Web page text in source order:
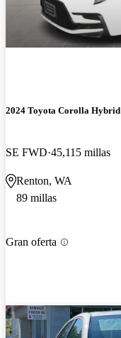
2024 Toyota Corolla Hybrid
SE FWD 45,115 millas
Renton, WA
89 millas
Gran oferta